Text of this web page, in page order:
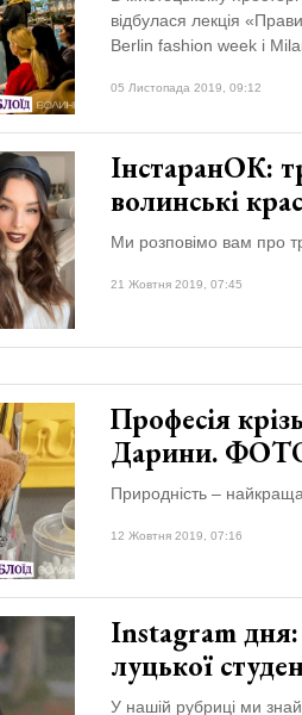
відбулася лекція
Berlin fashion week і
05 Листопада 2019, 09:12
ІнстаранОК:
волинські
Ми розповімо вам про
21 Жовтня 2019, 07:45
Професія
Дарини.
Природність –
12 Жовтня 2019, 07:16
Instagram
луцької
У нашій рубриці ми